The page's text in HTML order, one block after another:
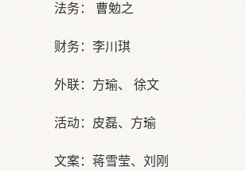
法务： 曹勉之
财务：李川琪
外联：方瑜、 徐文
活动：皮磊、方瑜
文案：蒋雪莹、刘刚